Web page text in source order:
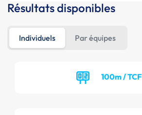
Résultats disponibles
Individuels Par équipes
100m / TCF